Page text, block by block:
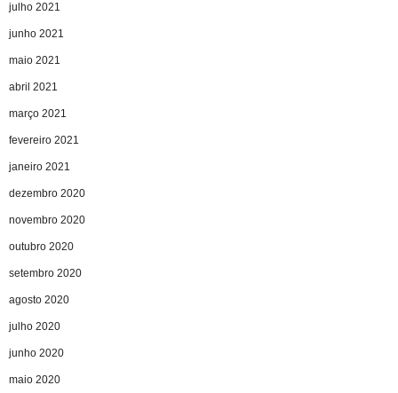
julho 2021
junho 2021
maio 2021
abril 2021
março 2021
fevereiro 2021
janeiro 2021
dezembro 2020
novembro 2020
outubro 2020
setembro 2020
agosto 2020
julho 2020
junho 2020
maio 2020